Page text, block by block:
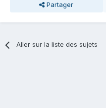
Partager
Aller sur la liste des sujets